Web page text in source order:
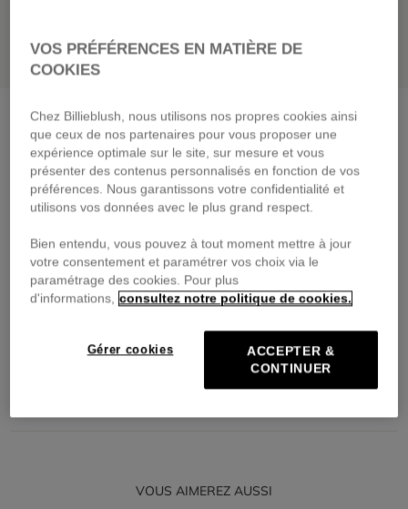
Tee-shirt manches courtesindigo blue
dès 39,00 €
Payez en 4 fois sans frais avec
🔒Paiement sécurisé & retours faciles
DESCRIPTION
COMPOSITION
VOUS AIMEREZ AUSSI
VOS PRÉFÉRENCES EN MATIÈRE DE
COOKIES
Chez Billieblush, nous utilisons nos propres cookies ainsi
que ceux de nos partenaires pour vous proposer une
expérience optimale sur le site, sur mesure et vous
présenter des contenus personnalisés en fonction de vos
préférences. Nous garantissons votre confidentialité et
utilisons vos données avec le plus grand respect.
Bien entendu, vous pouvez à tout moment mettre à jour
votre consentement et paramétrer vos choix via le
paramétrage des cookies. Pour plus
d'informations, consultez notre politique de cookies.
Gérer cookies
ACCEPTER &
CONTINUER